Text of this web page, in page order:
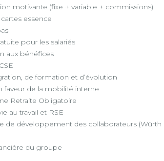
motivante (fixe + variable + commissions)
essence
pour les salariés
aux bénéfices
de formation et d’évolution
faveur de la mobilité interne
Retraite Obligatoire
au travail et RSE
de développement des collaborateurs (Würth
du groupe